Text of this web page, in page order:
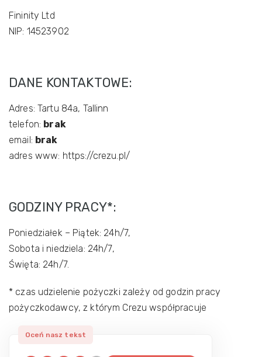
Fininity Ltd
NIP: 14523902
DANE KONTAKTOWE:
Adres: Tartu 84a, Tallinn
telefon: brak
email: brak
adres www: https://crezu.pl/
GODZINY PRACY*:
Poniedziałek – Piątek: 24h/7,
Sobota i niedziela: 24h/7,
Święta: 24h/7.
* czas udzielenie pożyczki zależy od godzin pracy
pożyczkodawcy, z którym Crezu współpracuje